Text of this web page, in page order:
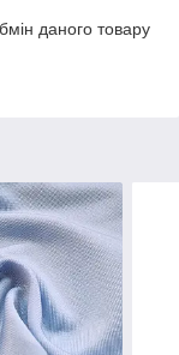
даного товару